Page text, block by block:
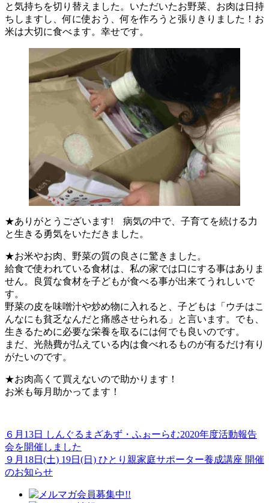
と気持ちを切り替えました。いただいたお野菜、お肉は日持
ちしますし、何に使おう、何を作ろうと張りきりました！お
米は大切に食べます。幸せです。
★ありがとうございます! 病気の中で、子育てを続ける力
と生きる勇気をいただきました。
★お米やお肉、野菜の質の良さに驚きました。
給食で使われている食材は、私の家では口にする事はありま
せん。良質な食材を子どもが食べる事が出来てうれしいで
す。
野菜の皮を味噌汁や炒め物に入れると、子どもは「ウチはこ
んなにも貧乏なんだと痛感させられる」と言います。でも、
生きるために必要な栄養を取るには何でも良いのです。
まだ、光熱費が払えている内は食べれるものが有るだけ有り
がたいのです。
★お肉高くて買えないので助かります！
お米も毎月助かってます！
投
稿
ナ
６月13日 しんぐるまざあず・ふぉーらむ2020年度活動報告
会を開催しました
９月18日(土) 19日(日) ひとり親家庭サポーター養成講座 開催
のお知らせ